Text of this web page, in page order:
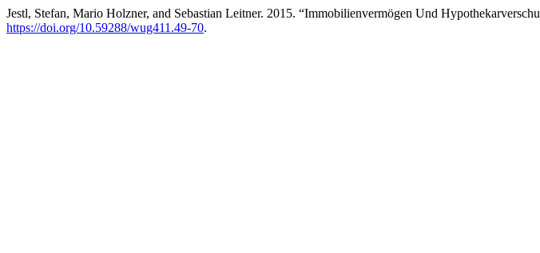
Jestl, Stefan, Mario Holzner, and Sebastian Leitner. 2015. “Immobilienvermögen Und
https://doi.org/10.59288/wug411.49-70.